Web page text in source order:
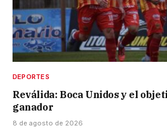
DEPORTES
Reválida: Boca Unidos y el
ganador
8 de agosto de 2026